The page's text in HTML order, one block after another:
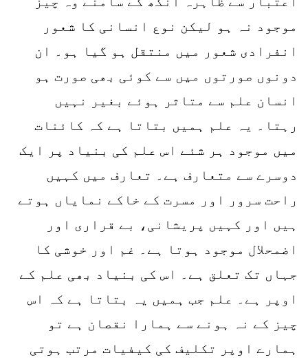
موجود نہ ہو لیکن نوع انسانی کا شعور
انفرادی شعور میں منتقل ہو گیا ہو۔ ان
دونوں صورتوں میں سے کوئی بھی صورت ہو
انسان علم سے متاثر ہوئے بغیر نہیں
رہتا۔ یہ علم ہمیں بتاتا ہے کہ کائنات
میں موجود ہر شئے اس علم کی بنیاد پر ایک
دوسرے سے متعارف ہے۔ تعارف میں کہیں
راحت سرور اور مسرت کے خاکے نمایاں ہوتے
ہیں اور کہیں پریشانی، بے قراری اور
اضمحلال موجود ہوتا ہے۔ غم اور خوشی کا
جہاں تک تعلق ہے۔ اس کی بنیاد بھی علم کے
اوپر ہے۔ علم جب ہمیں یہ بتاتا ہے کہ اس
چیز کے نہ ہونے سے ہمارا نقصان ہے تو
ہمارے اوپر تکلیف کی کیفیات مرتب ہوتی